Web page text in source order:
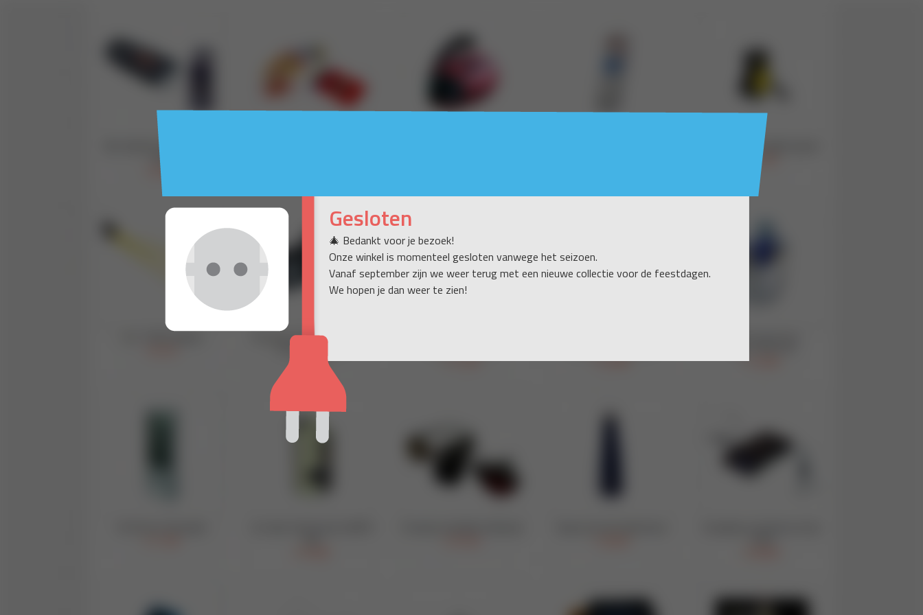
Gesloten
🎄 Bedankt voor je bezoek!
Onze winkel is momenteel gesloten vanwege het seizoen.
Vanaf september zijn we weer terug met een nieuwe collectie voor de feestdagen.
We hopen je dan weer te zien!